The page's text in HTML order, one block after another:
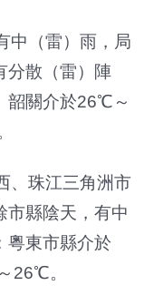
中（雷）雨，局
分散（雷）陣
韶關介於26℃～
、珠江三角洲市
市縣陰天，有中
粵東市縣介於
26℃。